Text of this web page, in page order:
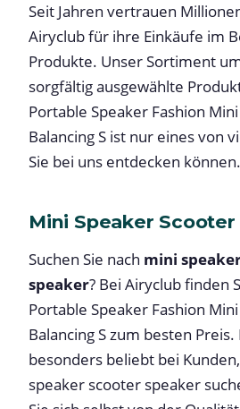
Seit Jahren vertrauen
Airyclub für ihre Einkäufe im
Produkte. Unser Sortiment
sorgfältig ausgewählte
Portable Speaker Fashion
Balancing S ist nur eines von
Sie bei uns entdecken können.
Mini Speaker Scooter
Suchen Sie nach mini
speaker? Bei Airyclub finden
Portable Speaker Fashion
Balancing S zum besten
besonders beliebt bei
speaker scooter speaker